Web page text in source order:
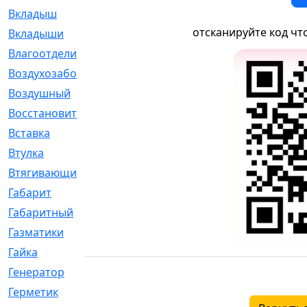
Вкладыш
Вкладыши
Влагоотделитель
Воздухозаборник
Воздушный
Восстановительный
Вставка
Втулка
Втягивающий
Габарит
Габаритный
Газматики
Гайка
[104]
Генератор
Герметик
отсканируйте код